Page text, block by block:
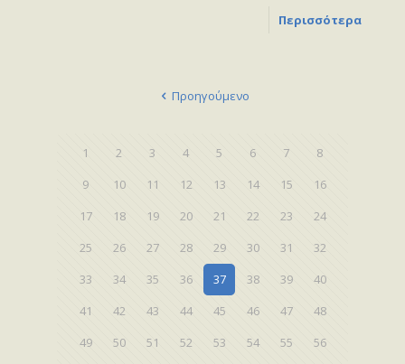
Περισσότερα
Προηγούμενο
1 2 3 4 5 6 7
8
9
10 11 12 13 14 15
16
17
18 19 20 21 22 23
24
25
26 27 28 29 30 31
32
33
34 35 36 37 38 39
40
41
42 43 44 45 46 47
48
49
50 51 52 53 54 55
56